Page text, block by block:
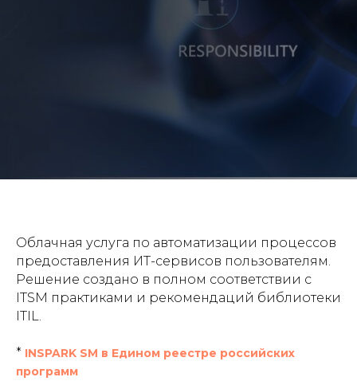
Облачная услуга по автоматизации процессов
предоставления ИТ-сервисов пользователям.
Решение создано в полном соответствии с
ITSM практиками и рекомендаций библиотеки
ITIL.
* INSPARK SM в Едином реестре российских
программ